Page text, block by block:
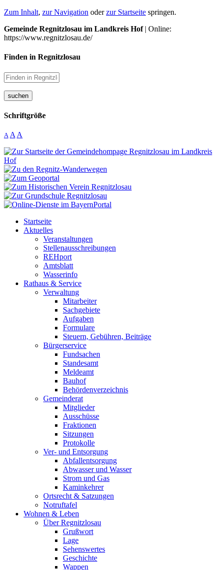
Zum Inhalt, zur Navigation oderzur Startseite springen.
Gemeinde Regnitzlosau im Landkreis Hof| Online:
https://www.regnitzlosau.de/
Finden in Regnitzlosau
suchen
Schriftgröße
A A A
Startseite
Aktuelles
Veranstaltungen
Stellenausschreibungen
REHport
Amtsblatt
Wasserinfo
Rathaus & Service
Verwaltung
Mitarbeiter
Sachgebiete
Aufgaben
Formulare
Steuern, Gebühren, Beiträge
Bürgerservice
Fundsachen
Standesamt
Meldeamt
Bauhof
Behördenverzeichnis
Gemeinderat
Mitglieder
Ausschüsse
Fraktionen
Sitzungen
Protokolle
Ver- und Entsorgung
Abfallentsorgung
Abwasser und Wasser
Strom und Gas
Kaminkehrer
Ortsrecht & Satzungen
Notruftafel
Wohnen & Leben
Über Regnitzlosau
Grußwort
Lage
Sehenswertes
Geschichte
Wappen